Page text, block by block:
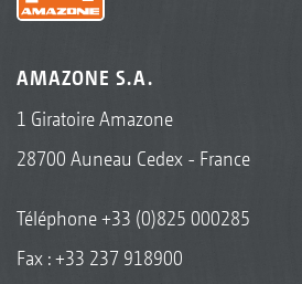
AMAZONE S.A.
1 Giratoire Amazone
28700 Auneau Cedex - France
Téléphone+33 (0)825 000285
Fax : +33 237 918900